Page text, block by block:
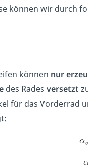
können wir durch
können nur
des Rades versetzt
für das Vorderrad